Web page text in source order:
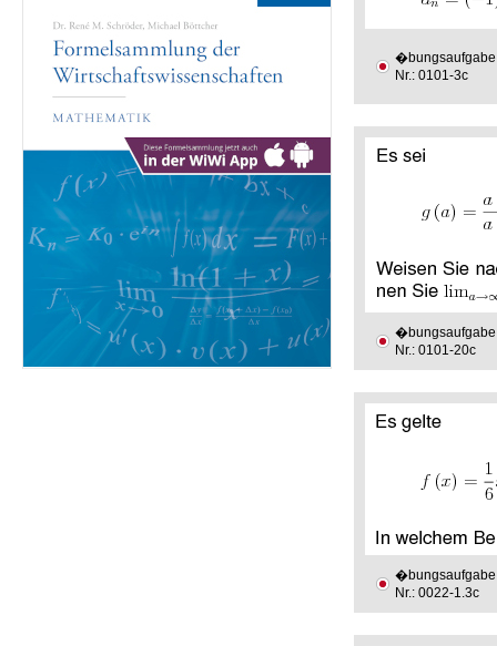
�bungsaufgabe
Nr.: 0101-3c
�bungsaufgabe
Nr.: 0101-20c
�bungsaufgabe
Nr.: 0022-1.3c